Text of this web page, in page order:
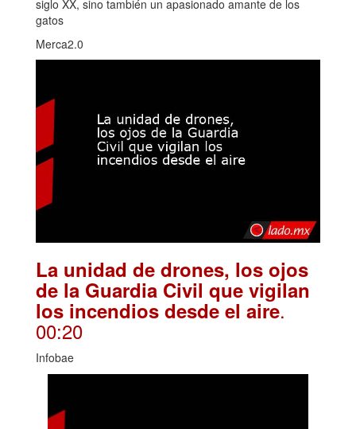
siglo XX, sino también un apasionado amante de los
gatos
Merca2.0
La unidad de drones, los ojos
de la Guardia Civil que vigilan
los incendios desde el aire.
00:20
Infobae